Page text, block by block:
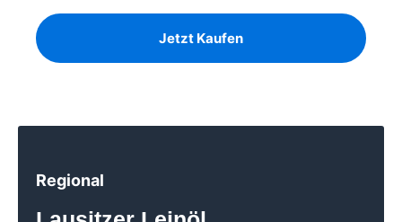
Jetzt Kaufen
Regional